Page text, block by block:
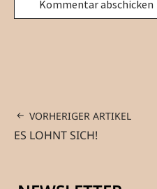
VORHERIGER ARTIKEL
ES LOHNT SICH!